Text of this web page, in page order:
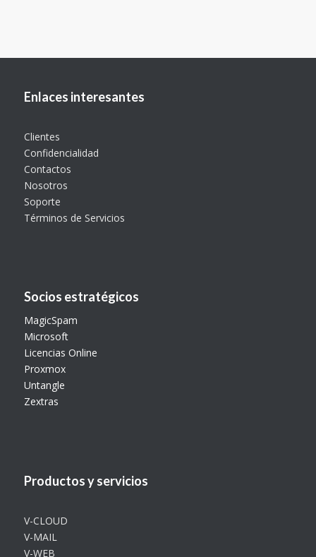
Enlaces interesantes
Clientes
Confidencialidad
Contactos
Nosotros
Soporte
Términos de Servicios
Socios estratégicos
MagicSpam
Microsoft
Licencias Online
Proxmox
Untangle
Zextras
Productos y servicios
V-CLOUD
V-MAIL
V-WEB